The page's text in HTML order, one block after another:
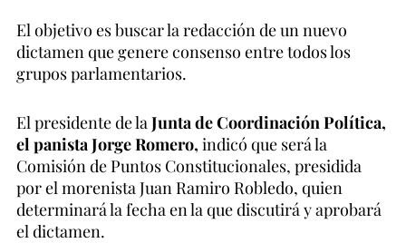
El objetivo es buscar la redacción de un nuevo
dictamen que genere consenso entre todos los
grupos parlamentarios.
El presidente de la Junta de Coordinación Política,
el panista Jorge Romero, indicó que será la
Comisión de Puntos Constitucionales, presidida
por el morenista Juan Ramiro Robledo, quien
determinará la fecha en la que discutirá y aprobará
el dictamen.